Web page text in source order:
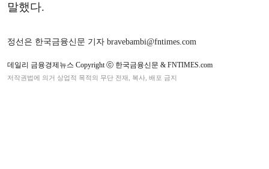
말했다.
정선은 한국금융신문 기자 bravebambi@fntimes.com
데일리 금융경제뉴스 Copyright ⓒ 한국금융신문 & FNTIMES.com
저작권법에 의거 상업적 목적의 무단 전재, 복사, 배포 금지